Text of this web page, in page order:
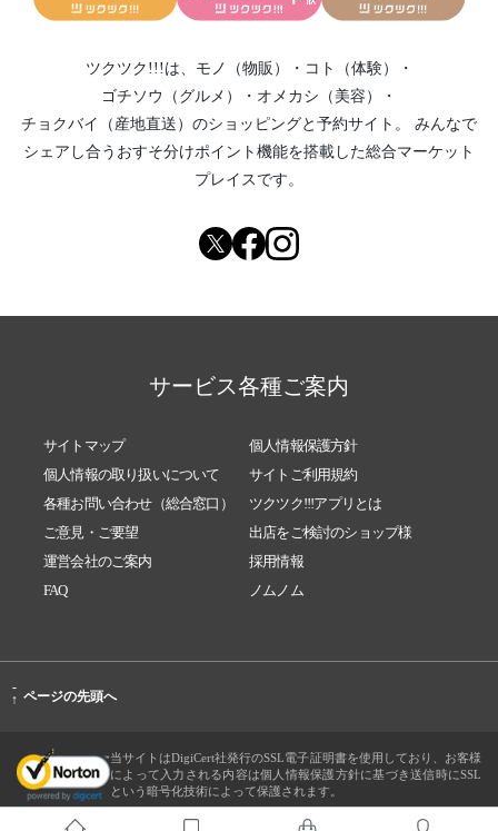
ツクツク!!!は、 モノ（物販） ・ コト（体験）
・
ゴチソウ（グルメ）
・ オメカシ（美容）
・
チョクバイ（産地直送） のショッピングと予約サイト。
みんなで
シェアし合う おすそ分けポイント機能を搭載した総合マーケット
プレイスです。
サービス各種ご案内
サイトマップ
個人情報保護方針
個人情報の取り扱いについて
サイトご利用規約
各種お問い合わせ（総合窓口）
ツクツク!!!アプリとは
ご意見・ご要望
出店をご検討のショップ様
運営会社のご案内
採用情報
FAQ
ノムノム
-
↑ ページの先頭へ
当サイトはDigiCert社発行のSSL電子証明書を使用しており、お客様
によって入力される内容は個人情報保護方針に基づき送信時にSSL
という暗号化技術によって保護されます。